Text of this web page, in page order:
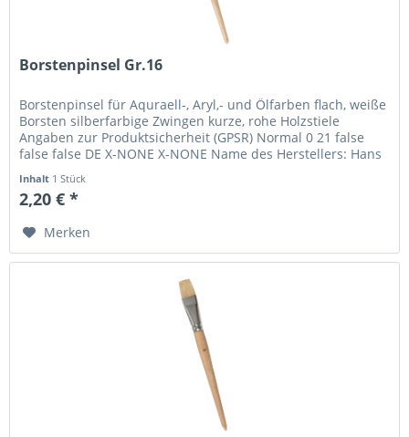
Borstenpinsel Gr.16
Borstenpinsel für Aquraell-, Aryl,- und Ölfarben flach, weiße
Borsten silberfarbige Zwingen kurze, rohe Holzstiele
Angaben zur Produktsicherheit (GPSR) Normal 0 21 false
false false DE X-NONE X-NONE Name des Herstellers: Hans
Inhalt 1 Stück
2,20 € *
Merken